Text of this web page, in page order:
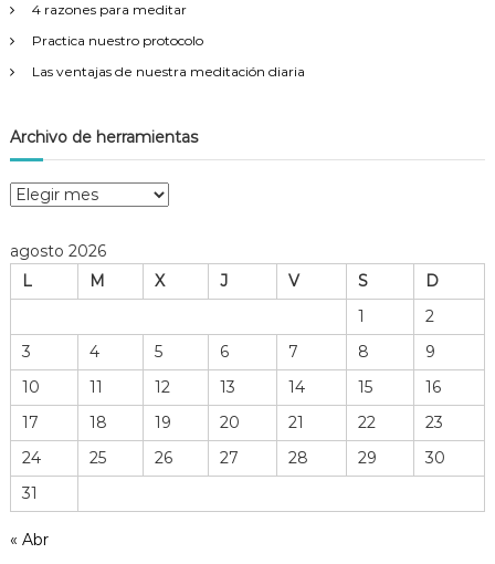
4 razones para meditar
Practica nuestro protocolo
Las ventajas de nuestra meditación diaria
Archivo de herramientas
A
h
o
h
r
r
m
i
agosto 2026
L
M X J V S
D
1
2
3
4 5 6 7 8
9
10
11 12 13 14 15
16
17
18 19 20 21 22
23
24
25 26 27 28 29
30
31
« Abr